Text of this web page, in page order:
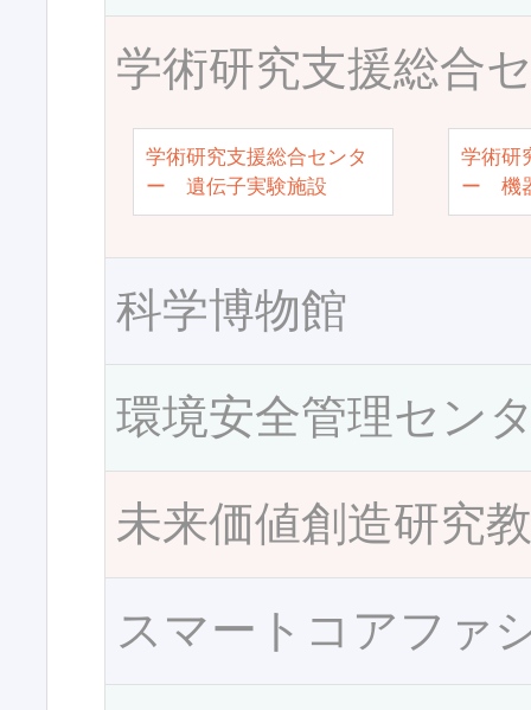
学術研究支援総合
学術研究支援総合センタ
ー 遺伝子実験施設
学術研
ー 機
科学博物館
環境安全管理セン
未来価値創造研究
スマートコアファ